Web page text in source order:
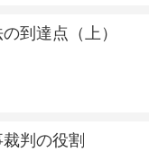
到達点（上）
判の役割